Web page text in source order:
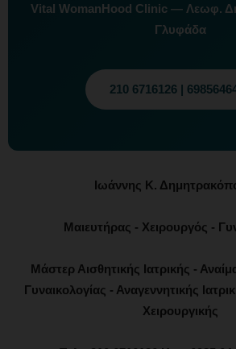
Vital WomanHood Clinic — Λεωφ.
Γλυφάδα
210 6716126 |
Ιωάννης Κ.
Μαιευτήρας - Χειρουργός -
Μάστερ Αισθητικής Ιατρικής -
Γυναικολογίας - Αναγεννητικής
Χειρουργικής